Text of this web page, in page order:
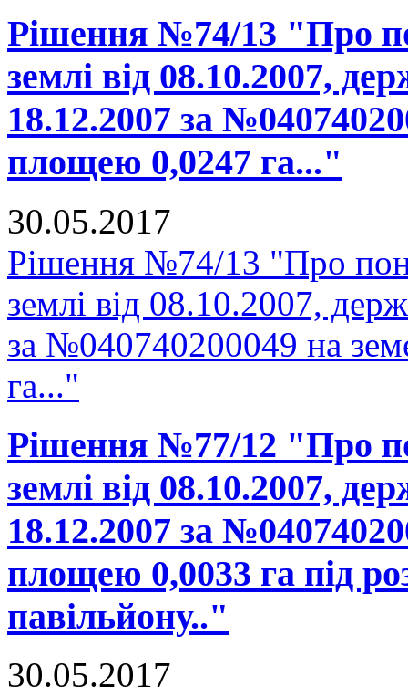
Рішення №74/13 "Про
землі від 08.10.2007,
18.12.2007 за
площею 0,0247 га..."
30.05.2017
Рішення №74/13 "Про
землі від 08.10.2007,
за №040740200049 на
га..."
Рішення №77/12 "Про
землі від 08.10.2007,
18.12.2007 за
площею 0,0033 га під
павільйону.."
30.05.2017